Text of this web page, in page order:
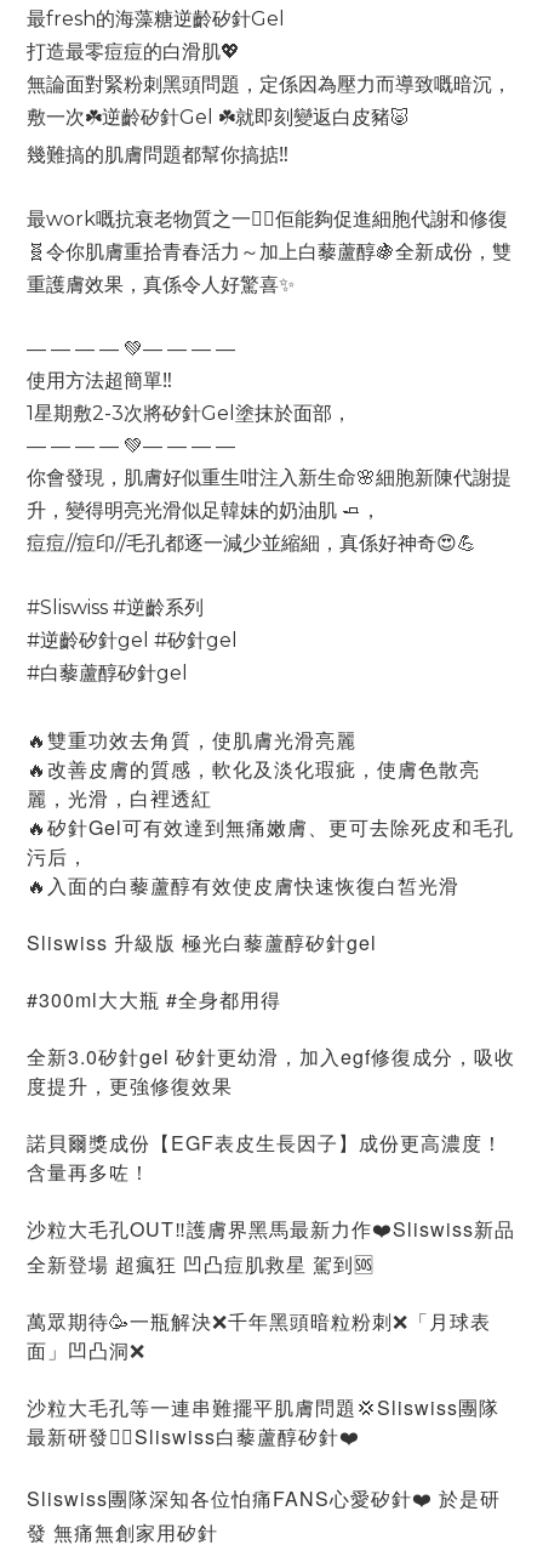
最fresh的海藻糖逆齡矽針Gel
打造最零痘痘的白滑肌💖
無論面對緊粉刺黑頭問題，定係因為壓力而導致嘅暗沉，
敷一次☘️逆齡矽針Gel ☘️就即刻變返白皮豬🐷
幾難搞的肌膚問題都幫你搞掂‼️
最work嘅抗衰老物質之一👍🏻佢能夠促進細胞代謝和修復
🧬令你肌膚重拾青春活力～加上白藜蘆醇🍇全新成份，雙
重護膚效果，真係令人好驚喜✨
— — — — 💚— — — —
使用方法超簡單‼️
1星期敷2-3次將矽針Gel塗抹於面部，
— — — — 💚— — — —
你會發現，肌膚好似重生咁注入新生命🌸細胞新陳代謝提
升，變得明亮光滑似足韓妹的奶油肌 🧈，
痘痘//痘印//毛孔都逐一減少並縮細，真係好神奇😍💪
#Sliswiss #逆齡系列
#逆齡矽針gel #矽針gel
#白藜蘆醇矽針gel
🔥雙重功效去角質，使肌膚光滑亮麗
🔥改善皮膚的質感，軟化及淡化瑕疵，使膚色散亮
麗，光滑，白裡透紅
🔥矽針Gel可有效達到無痛嫩膚、更可去除死皮和毛孔
污后，
🔥入面的白藜蘆醇有效使皮膚快速恢復白皙光滑
Sliswiss 升級版 極光白藜蘆醇矽針gel
#300ml大大瓶 #全身都用得
全新3.0矽針gel 矽針更幼滑，加入egf修復成分，吸收
度提升，更強修復效果
諾貝爾獎成份【EGF表皮生長因子】成份更高濃度！
含量再多咗！
沙粒大毛孔OUT‼️護膚界黑馬最新力作❤️Sliswiss新品
全新登場 超瘋狂 凹凸痘肌救星 駕到🆘
萬眾期待🥳一瓶解決❌千年黑頭暗粒粉刺❌「月球表
面」凹凸洞❌
沙粒大毛孔等一連串難擺平肌膚問題💢Sliswiss團隊
最新研發👉🏻Sliswiss白藜蘆醇矽針❤️
Sliswiss團隊深知各位怕痛FANS心愛矽針❤️ 於是研
發 無痛無創家用矽針